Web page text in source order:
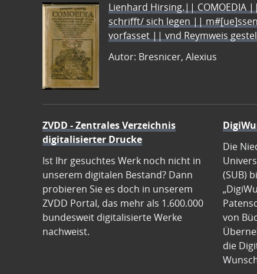
Lienhard Hirsing.||
schrifft/ sich legen ||
vorfasset || vnd Reymweis
Autor: Bresnicer, Alexius
ZVDD - Zentrales Verzeichnis
digitalisierter Drucke
Ist Ihr gesuchtes Werk noch nicht in
unserem digitalen Bestand? Dann
probieren Sie es doch in unserem
ZVDD Portal, das mehr als 1.600.000
bundesweit digitalisierte Werke
nachweist.
Die
(SUB)
von
die